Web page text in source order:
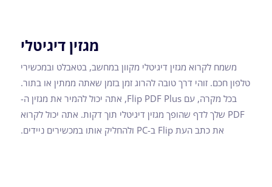
מגזין דיגיטלי
משמח לקרוא מגזין דיגיטלי מקוון במחשב, בטאבלט ובמכשירי
טלפון חכם. זוהי דרך טובה להרוג זמן בזמן שאתה ממתין או בתור.
בכל מקרה, עם Flip PDF Plus, אתה יכול להמיר את מגזין ה-
PDF שלך לדף שהופך מגזין דיגיטלי תוך דקות. אתה יכול לקרוא
את כתב העת Flip ב-PC ולהחליק אותו במכשירים ניידים.